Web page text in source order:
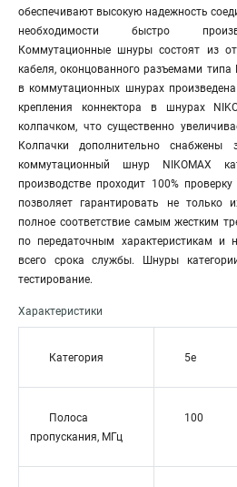
обеспечивают высокую надежность
необходимости быстро
Коммутационные шнуры состоят из
кабеля, оконцованного разъемами типа
в коммутационных шнурах
крепления коннектора в шнурах
колпачком, что существенно
Колпачки дополнительно
коммутационный шнур NIKOMAX
производстве проходит 100%
позволяет гарантировать не только
полное соответствие самым жестким
по передаточным характеристикам и
всего срока службы. Шнуры
тестирование.
Характеристики
Категория 5e
Полоса
пропускания, МГц
100